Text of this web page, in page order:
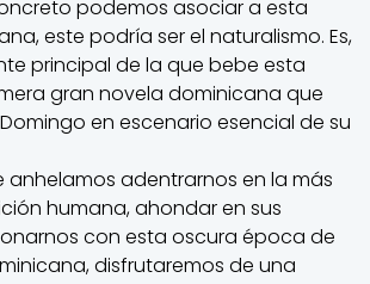
podemos asociar a esta
este podría ser el naturalismo. Es,
principal de la que bebe esta
gran novela dominicana que
en escenario esencial de su
anhelamos adentrarnos en la más
humana, ahondar en sus
con esta oscura época de
disfrutaremos de una